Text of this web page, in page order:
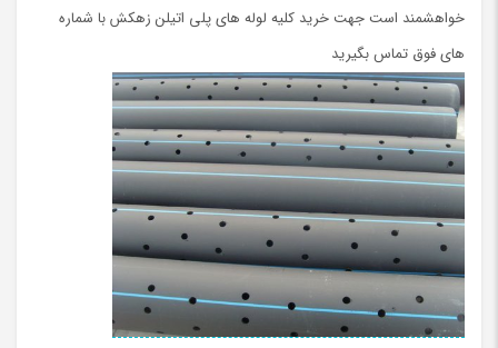
خواهشمند است جهت خرید کلیه لوله های پلی اتیلن زهکش با شماره
های فوق تماس بگیرید